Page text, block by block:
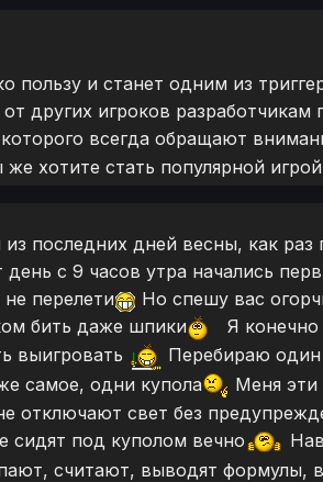
пользу и станет одним из
других игроков
всегда обращают
же хотите стать популярной
последних дней весны, как раз
с 9 часов утра начались
перелети
Но спешу вас
бить даже шпики
Я
выигровать
Перебираю один
самое, одни купола
Меня эти
отключают свет без
сидят под куполом вечно
считают, выводят формулы,